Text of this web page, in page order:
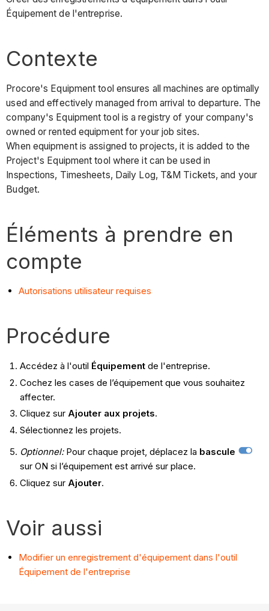
Équipement de l'entreprise.
Contexte
Procore's Equipment tool ensures all machines are optimally
used and effectively managed from arrival to departure. The
company's Equipment tool is a registry of your company's
owned or rented equipment for your job sites.
When equipment is assigned to projects, it is added to the
Project's Equipment tool where it can be used in
Inspections, Timesheets, Daily Log, T&M Tickets, and your
Budget.
Éléments à prendre en
compte
Autorisations utilisateur requises
Procédure
Accédez à l'outil Équipementde l'entreprise.
Cochez les cases de l’équipement que vous souhaitez
affecter.
Cliquez sur Ajouter aux projets.
Sélectionnez les projets.
Optionnel:Pour chaque projet, déplacez la bascule
sur ON si l’équipement est arrivé sur place.
Cliquez sur Ajouter.
Voir aussi
Modifier un enregistrement d'équipement dans l'outil
Équipement de l'entreprise